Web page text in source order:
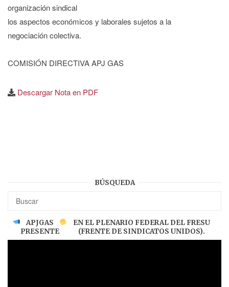
organización sindical
los aspectos económicos y laborales sujetos a la
negociación colectiva.
COMISIÓN DIRECTIVA APJ GAS
Descargar Nota en PDF
BÚSQUEDA
APJGAS
PRESENTE
EN EL PLENARIO FEDERAL DEL FRESU
(FRENTE DE SINDICATOS UNIDOS).